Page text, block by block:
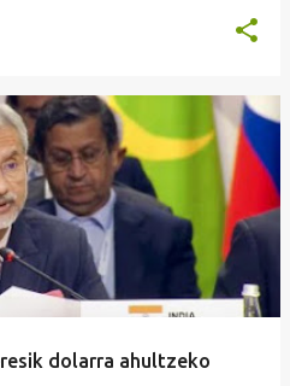
dolarra ahultzeko